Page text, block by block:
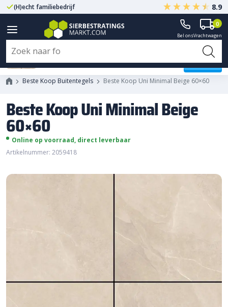
(H)echt familiebedrijf Gegarandeerd A-kwaliteit
8.9
Bel onsVrachtwagen
0
Beste Koop Buitentegels Beste Koop Uni Minimal Beige 60×60
Beste Koop Uni Minimal Beige
60×60
Online op voorraad, direct leverbaar
Artikelnummer: 2059418
Beste Koop Uni Minimal Beige
60×60